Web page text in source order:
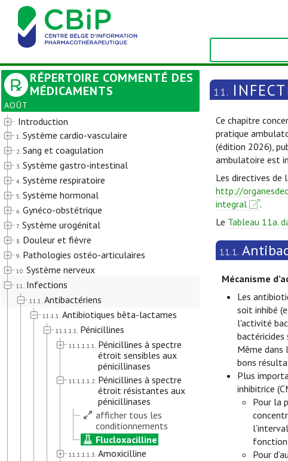
RÉPERTOIRE COMMENTÉ DES
MÉDICAMENTS
AOÛT
Introduction
1. Système cardio-vasculaire
2. Sang et coagulation
3. Système gastro-intestinal
4. Système respiratoire
5. Système hormonal
6. Gynéco-obstétrique
7. Système urogénital
8. Douleur et fièvre
9. Pathologies ostéo-articulaires
10. Système nerveux
11. Infections
11.1. Antibactériens
11.1.1. Antibiotiques bêta-lactames
11.1.1.1. Pénicillines
11.1.1.1.1. Pénicillines à spectre
étroit sensibles aux
pénicillinases
11.1.1.1.2. Pénicillines à spectre
étroit résistantes aux
pénicillinases
afficher tous les
conditionnements
Flucloxacilline
11.1.1.1.3. Amoxicilline
11.
Ce chapitre
pratique
(édition 2026),
ambulatoire est
Les directives de
http://
integral
.
Le Tableau 11a.
11.1.
Mécanisme
Les
soit inhibé
l'activité
bactéricides
Même dans
bons
Plus
inhibitrice
Pour la
fonction
Pour